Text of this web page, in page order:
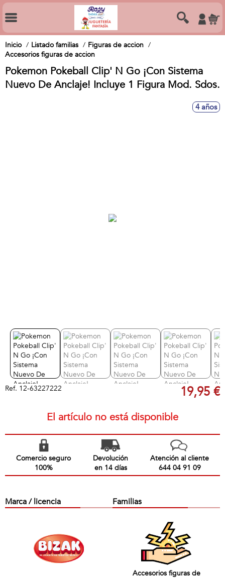
Inicio Listado familias
Figuras de accion
Accesorios figuras de accion
Pokemon Pokeball Clip' N Go ¡Con Sistema
Nuevo De Anclaje! Incluye 1 Figura Mod. Sdos.
4 años
Ref. 12-63227222 19,95 €
El artículo no está disponible
Comercio seguro
100%
Devolución
en 14 días
Atención al cliente
644 04 91 09
Marca / licencia Familias
Accesorios figuras de